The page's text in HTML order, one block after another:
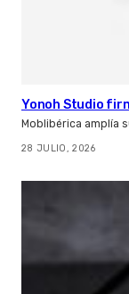
Yonoh Studio
Moblibérica amplía
28 JULIO, 2026